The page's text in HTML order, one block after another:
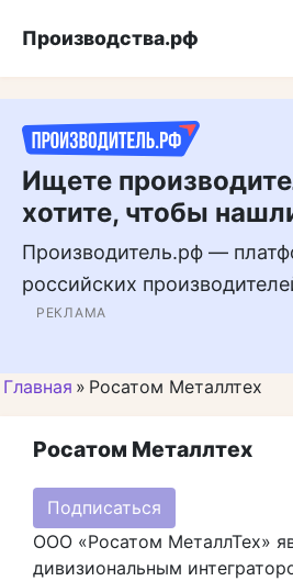
Подписывайтесь
Производства.рф
Ищете
хотите, чтобы
Производитель.рф —
российских
РЕКЛАМА
Главная » Росатом Металлтех
Росатом Металлтех
Подписаться
ООО «Росатом МеталлТех»
дивизиональным